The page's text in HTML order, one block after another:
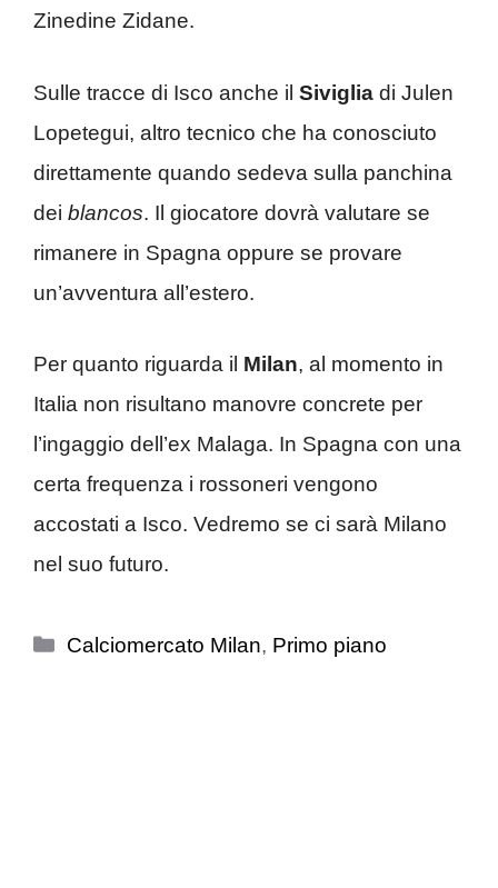
Zinedine Zidane.
Sulle tracce di Isco anche il Siviglia di Julen
Lopetegui, altro tecnico che ha conosciuto
direttamente quando sedeva sulla panchina
dei blancos. Il giocatore dovrà valutare se
rimanere in Spagna oppure se provare
un’avventura all’estero.
Per quanto riguarda il Milan, al momento in
Italia non risultano manovre concrete per
l’ingaggio dell’ex Malaga. In Spagna con una
certa frequenza i rossoneri vengono
accostati a Isco. Vedremo se ci sarà Milano
nel suo futuro.
Categorie
Calciomercato Milan, Primo piano